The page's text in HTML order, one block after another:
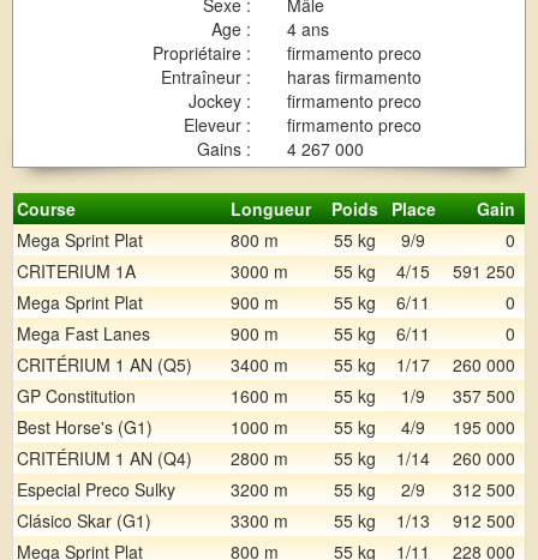
Sexe :
Mâle
Age :
4 ans
Propriétaire :
firmamento preco
Entraîneur :
haras firmamento
Jockey :
firmamento preco
Eleveur :
firmamento preco
Gains :
4 267 000
Course Longueur Poids Place
Gain
Mega Sprint Plat
800 m 55 kg 9/9 0
CRITERIUM 1A
3000 m 55 kg 4/15 591 250
Mega Sprint Plat
900 m 55 kg 6/11 0
Mega Fast Lanes
900 m 55 kg 6/11 0
CRITÉRIUM 1 AN (Q5)
3400 m 55 kg 1/17 260 000
GP Constitution
1600 m 55 kg 1/9 357 500
Best Horse's (G1)
1000 m 55 kg 4/9 195 000
CRITÉRIUM 1 AN (Q4)
2800 m 55 kg 1/14 260 000
Especial Preco Sulky
3200 m 55 kg 2/9 312 500
Clásico Skar (G1)
3300 m 55 kg 1/13 912 500
Mega Sprint Plat
800 m 55 kg 1/11 228 000